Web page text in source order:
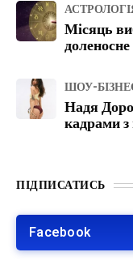
Місяць
ШОУ-
Надя
кадрами з
ПІДПИСАТИСЬ
Facebook